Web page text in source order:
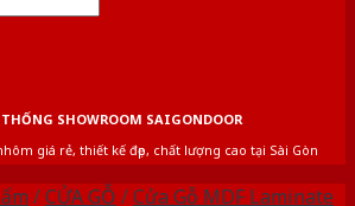
THỐNG SHOWROOM SAIGONDOOR
giá rẻ, thiết kế đẹp, chất lượng cao tại Sài Gòn
/CỬA GỖ /Cửa Gỗ MDF Laminate